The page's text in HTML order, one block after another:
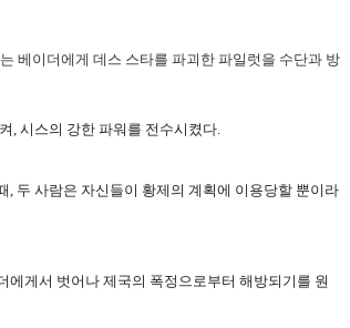
베이더에게 데스 스타를 파괴한 파일럿을 수단과 방
, 시스의 강한 파워를 전수시켰다.
두 사람은 자신들이 황제의 계획에 이용당할 뿐이라
게서 벗어나 제국의 폭정으로부터 해방되기를 원